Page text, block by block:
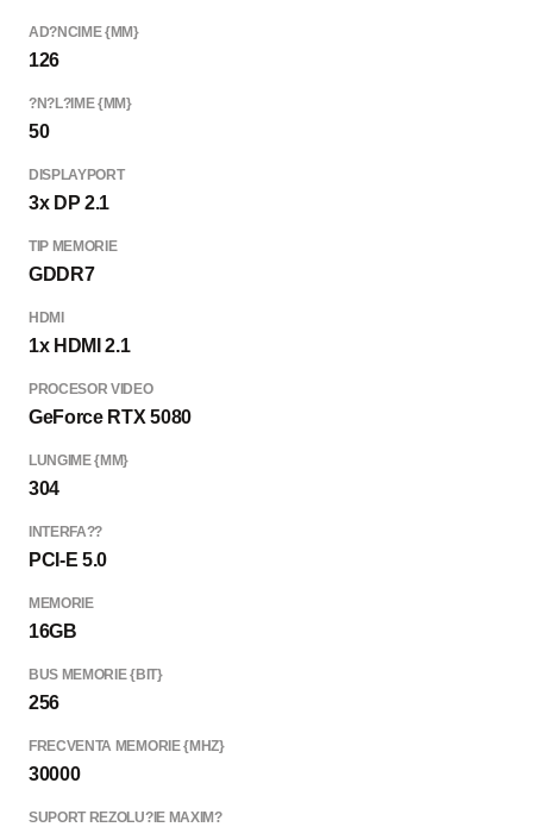
AD?NCIME {MM}
126
?N?L?IME {MM}
50
DISPLAYPORT
3x DP 2.1
TIP MEMORIE
GDDR7
HDMI
1x HDMI 2.1
PROCESOR VIDEO
GeForce RTX 5080
LUNGIME {MM}
304
INTERFA??
PCI-E 5.0
MEMORIE
16GB
BUS MEMORIE {BIT}
256
FRECVENTA MEMORIE {MHZ}
30000
SUPORT REZOLU?IE MAXIM?